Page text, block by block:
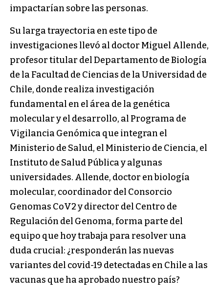
impactarían sobre las personas.
Su larga trayectoria en este tipo de
investigaciones llevó al doctor Miguel Allende,
profesor titular del Departamento de Biología
de la Facultad de Ciencias de la Universidad de
Chile, donde realiza investigación
fundamental en el área de la genética
molecular y el desarrollo, al Programa de
Vigilancia Genómica que integran el
Ministerio de Salud, el Ministerio de Ciencia, el
Instituto de Salud Pública y algunas
universidades. Allende, doctor en biología
molecular, coordinador del Consorcio
Genomas CoV2 y director del Centro de
Regulación del Genoma, forma parte del
equipo que hoy trabaja para resolver una
duda crucial: ¿responderán las nuevas
variantes del covid-19 detectadas en Chile a las
vacunas que ha aprobado nuestro país?